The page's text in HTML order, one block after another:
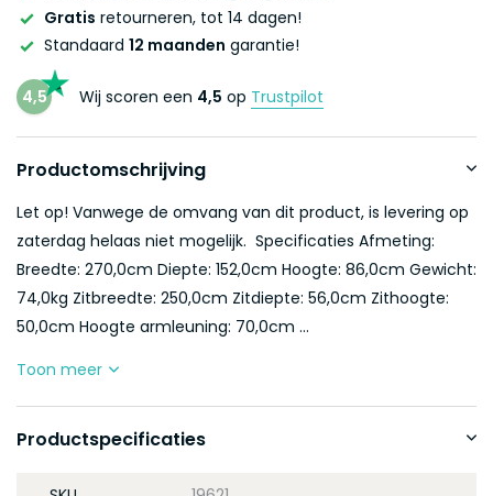
Gratis retourneren, tot 14 dagen!
Standaard 12 maanden garantie!
4,5 Wij scoren een 4,5 op Trustpilot
Productomschrijving
Let op! Vanwege de omvang van dit product, is levering op
zaterdag helaas niet mogelijk. Specificaties Afmeting:
Breedte: 270,0cm Diepte: 152,0cm Hoogte: 86,0cm Gewicht:
74,0kg Zitbreedte: 250,0cm Zitdiepte: 56,0cm Zithoogte:
50,0cm Hoogte armleuning: 70,0cm ...
Toon meer
Productspecificaties